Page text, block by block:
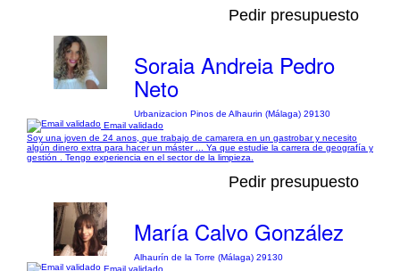
Pedir presupuesto
Soraia Andreia Pedro
Neto
Urbanizacion Pinos de Alhaurin (Málaga) 29130
Email validado
Soy una joven de 24 anos, que trabajo de camarera en un gastrobar y necesito
algún dinero extra para hacer un máster ... Ya que estudie la carrera de geografía y
gestión . Tengo experiencia en el sector de la limpieza.
Pedir presupuesto
María Calvo González
Alhaurín de la Torre (Málaga) 29130
Email validado